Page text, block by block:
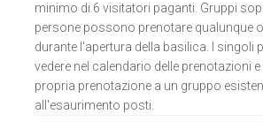
minimo di 6 visitatori paganti. Gruppi
persone possono prenotare qualunque
durante l'apertura della basilica. I singoli
vedere nel calendario delle prenotazioni e
propria prenotazione a un gruppo
all'esaurimento posti.